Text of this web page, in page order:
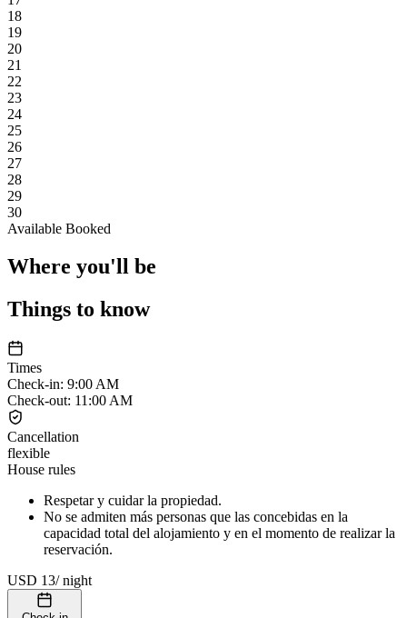
18
19
20
21
22
23
24
25
26
27
28
29
30
Available Booked
Where you'll be
Things to know
Times
Check-in: 9:00 AM
Check-out: 11:00 AM
Cancellation
flexible
House rules
Respetar y cuidar la propiedad.
No se admiten más personas que las concebidas en la
capacidad total del alojamiento y en el momento de realizar la
reservación.
USD 13/night